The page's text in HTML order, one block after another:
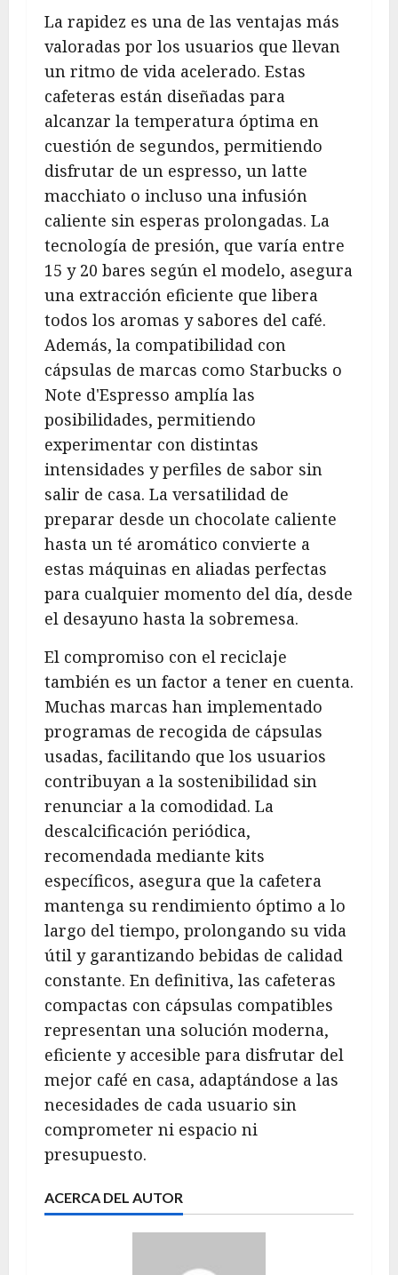
La rapidez es una de las ventajas más
valoradas por los usuarios que llevan
un ritmo de vida acelerado. Estas
cafeteras están diseñadas para
alcanzar la temperatura óptima en
cuestión de segundos, permitiendo
disfrutar de un espresso, un latte
macchiato o incluso una infusión
caliente sin esperas prolongadas. La
tecnología de presión, que varía entre
15 y 20 bares según el modelo, asegura
una extracción eficiente que libera
todos los aromas y sabores del café.
Además, la compatibilidad con
cápsulas de marcas como Starbucks o
Note d'Espresso amplía las
posibilidades, permitiendo
experimentar con distintas
intensidades y perfiles de sabor sin
salir de casa. La versatilidad de
preparar desde un chocolate caliente
hasta un té aromático convierte a
estas máquinas en aliadas perfectas
para cualquier momento del día, desde
el desayuno hasta la sobremesa.
El compromiso con el reciclaje
también es un factor a tener en cuenta.
Muchas marcas han implementado
programas de recogida de cápsulas
usadas, facilitando que los usuarios
contribuyan a la sostenibilidad sin
renunciar a la comodidad. La
descalcificación periódica,
recomendada mediante kits
específicos, asegura que la cafetera
mantenga su rendimiento óptimo a lo
largo del tiempo, prolongando su vida
útil y garantizando bebidas de calidad
constante. En definitiva, las cafeteras
compactas con cápsulas compatibles
representan una solución moderna,
eficiente y accesible para disfrutar del
mejor café en casa, adaptándose a las
necesidades de cada usuario sin
comprometer ni espacio ni
presupuesto.
ACERCA DEL AUTOR